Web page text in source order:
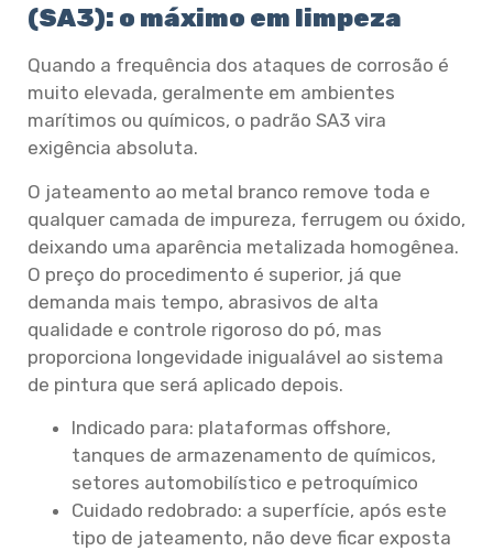
(SA3): o máximo em limpeza
Quando a frequência dos ataques de corrosão é
muito elevada, geralmente em ambientes
marítimos ou químicos, o padrão SA3 vira
exigência absoluta.
O jateamento ao metal branco remove toda e
qualquer camada de impureza, ferrugem ou óxido,
deixando uma aparência metalizada homogênea.
O preço do procedimento é superior, já que
demanda mais tempo, abrasivos de alta
qualidade e controle rigoroso do pó, mas
proporciona longevidade inigualável ao sistema
de pintura que será aplicado depois.
Indicado para: plataformas offshore,
tanques de armazenamento de químicos,
setores automobilístico e petroquímico
Cuidado redobrado: a superfície, após este
tipo de jateamento, não deve ficar exposta